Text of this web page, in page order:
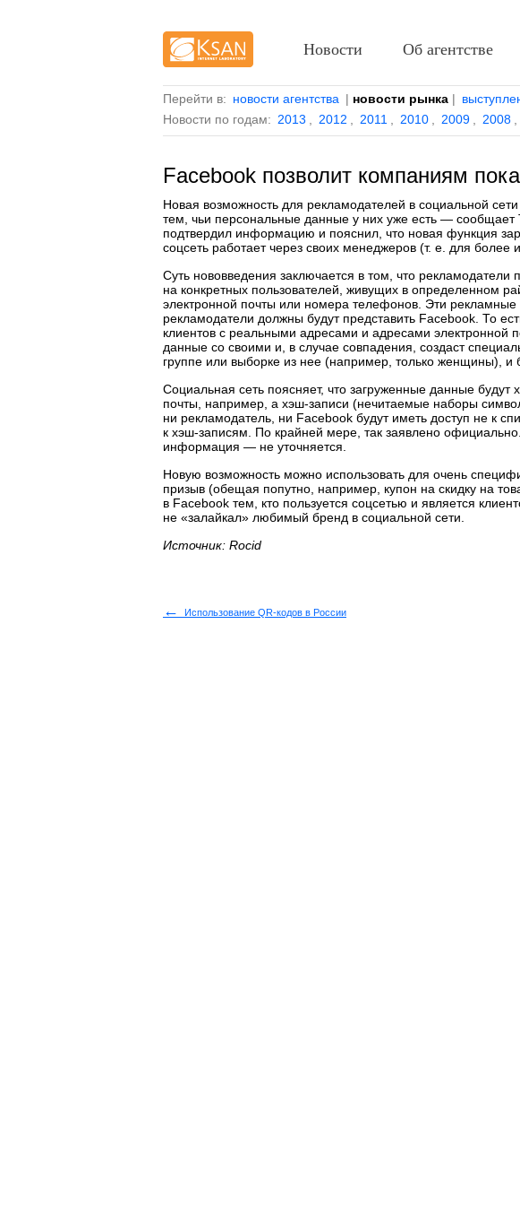
Перейти в: новости агентства | новости рынка |
Новости по годам: 2013 2012 2011 2010 2009 2008
Facebook позволит компаниям
Новая возможность для рекламодателей в социальной
тем, чьи персональные данные у них уже есть — сообщает
подтвердил информацию и пояснил, что новая функция
соцсеть работает через своих менеджеров (т. е. для более
Суть нововведения заключается в том, что рекламодатели
на конкретных пользователей, живущих в определенном
электронной почты или номера телефонов. Эти
рекламодатели должны будут представить Facebook. То
клиентов с реальными адресами и адресами электронной
данные со своими и, в случае совпадения, создаст
группе или выборке из нее (например, только женщины), и
Социальная сеть поясняет, что загруженные данные будут
почты, например, а хэш-записи (нечитаемые наборы
ни рекламодатель, ни Facebook будут иметь доступ не к
к хэш-записям. По крайней мере, так заявлено
информация — не уточняется.
Новую возможность можно использовать для очень
призыв (обещая попутно, например, купон на скидку на
в Facebook тем, кто пользуется соцсетью и является
не «залайкал» любимый бренд в социальной сети.
Источник: Rocid
← Использование QR-кодов в России
Новости Об агентстве